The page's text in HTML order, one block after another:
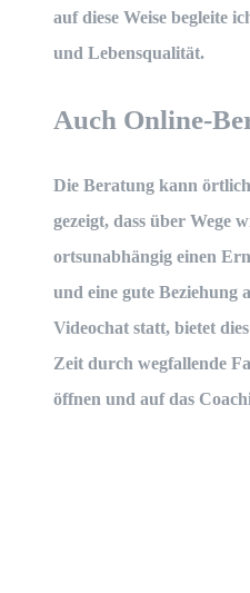
auf diese Weise begleite
und Lebensqualität.
Auch Online-
Die Beratung kann
gezeigt, dass über Wege
ortsunabhängig einen
und eine gute Beziehung
Videochat statt, bietet
Zeit durch wegfallende
öffnen und auf das